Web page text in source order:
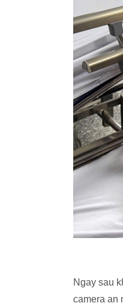
Ngay sau
camera an